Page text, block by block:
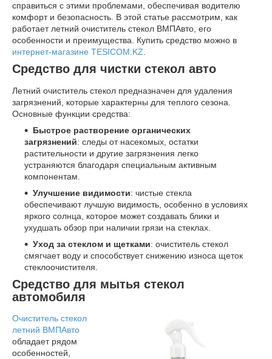
справиться с этими проблемами, обеспечивая водителю
комфорт и безопасность. В этой статье рассмотрим, как
работает летний очиститель стекол ВМПАвто, его
особенности и преимущества. Купить средство можно в
интернет-магазине TESICOM.KZ
Средство для чистки стекол авто
Летний очиститель стекол предназначен для удаления
загрязнений, которые характерны для теплого сезона.
Основные функции средства:
Быстрое растворение органических
загрязнений: следы от насекомых, остатки
растительности и другие загрязнения легко
устраняются благодаря специальным активным
компонентам.
Улучшение видимости: чистые стекла
обеспечивают лучшую видимость, особенно в условиях
яркого солнца, которое может создавать блики и
ухудшать обзор при наличии грязи на стеклах.
Уход за стеклом и щетками: очиститель стекол
смягчает воду и способствует снижению износа щеток
стеклоочистителя.
Средство для мытья стекол
автомобиля
Очиститель стекол
летний ВМПАвто
обладает рядом
особенностей,